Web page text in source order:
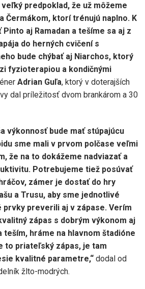
predpoklad, že už môžeme
Čermákom, ktorí trénujú naplno. K
aj Ramadan a tešíme sa aj z
do herných cvičení s
bude chýbať aj Niarchos, ktorý
fyzioterapiou a kondičnými
Adrian Guľa, ktorý v doterajších
dal príležitosť dvom brankárom a 30
výkonnosť bude mať stúpajúcu
sme mali v prvom polčase veľmi
že na to dokážeme nadviazať a
Potrebujeme tiež posúvať
zámer je dostať do hry
a Trusu, aby sme jednotlivé
prvky preverili aj v zápase. Verím
zápas s dobrým výkonom aj
teším, hráme na hlavnom štadióne
to priateľský zápas, je tam
kvalitné parametre,“ dodal od
žlto-modrých.